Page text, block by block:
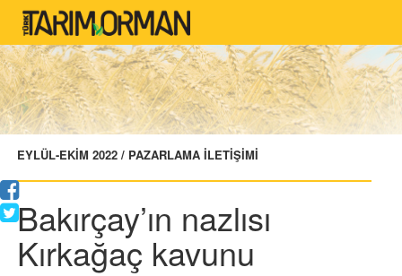
EYLÜL-EKİM 2022 / PAZARLAMA İLETİŞİMİ
Bakırçay’ın nazlısı
Kırkağaç kavunu